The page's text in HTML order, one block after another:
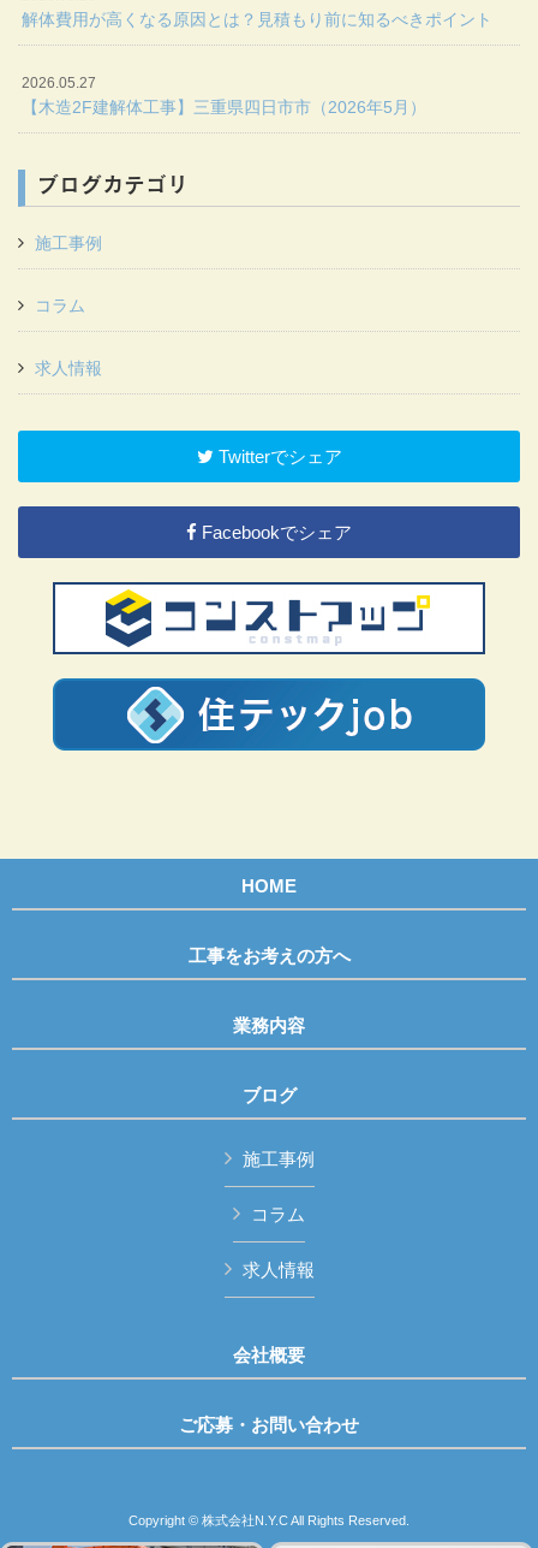
解体費用が高くなる原因とは？見積もり前に知るべきポイント
2026.05.27
【木造2F建解体工事】三重県四日市市（2026年5月）
ブログカテゴリ
施工事例
コラム
求人情報
Twitterでシェア
Facebookでシェア
HOME
工事をお考えの方へ
業務内容
ブログ
施工事例
コラム
求人情報
会社概要
ご応募・お問い合わせ
Copyright © 株式会社N.Y.C All Rights Reserved.